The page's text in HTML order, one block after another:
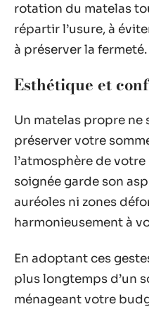
rotation du matelas
répartir l’usure, à
à préserver la fermeté.
Esthétique et
Un matelas propre ne
préserver votre
l’atmosphère de
soignée garde son
auréoles ni zones
harmonieusement à
En adoptant ces
plus longtemps d’un
ménageant votre